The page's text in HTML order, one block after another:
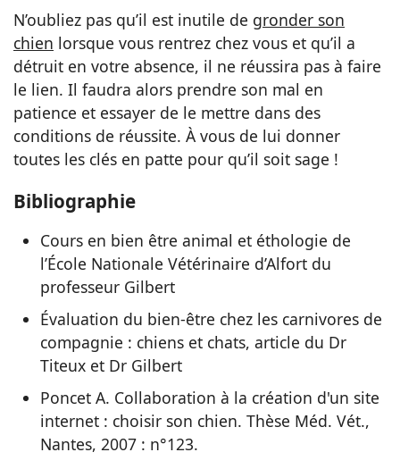
N’oubliez pas qu’il est inutile de gronder son
chien lorsque vous rentrez chez vous et qu’il a
détruit en votre absence, il ne réussira pas à faire
le lien. Il faudra alors prendre son mal en
patience et essayer de le mettre dans des
conditions de réussite. À vous de lui donner
toutes les clés en patte pour qu’il soit sage !
Bibliographie
Cours en bien être animal et éthologie de
l’École Nationale Vétérinaire d’Alfort du
professeur Gilbert
Évaluation du bien-être chez les carnivores de
compagnie : chiens et chats, article du Dr
Titeux et Dr Gilbert
Poncet A. Collaboration à la création d'un site
internet : choisir son chien. Thèse Méd. Vét.,
Nantes, 2007 : n°123.